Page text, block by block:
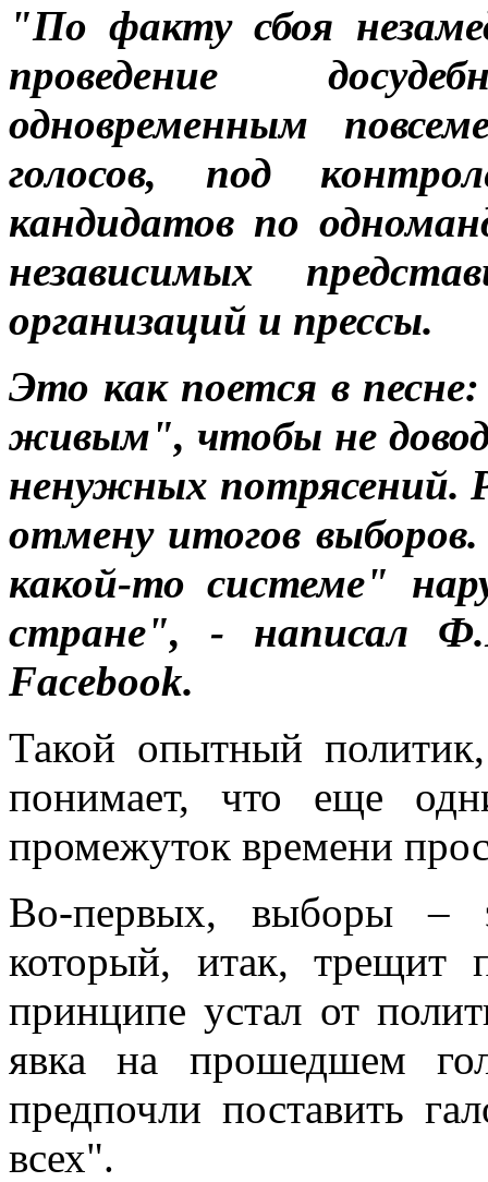
"По факту сбоя
проведение
одновременным
голосов, под
кандидатов по
независимых
организаций и прессы.
Это как поется в
живым", чтобы не
ненужных потрясений.
отмену итогов
какой-то системе"
стране", - написал
Facebook.
Такой опытный
понимает, что еще
промежуток времени
Во-первых, выборы –
который, итак,
принципе устал от
явка на прошедшем
предпочли поставить
всех".